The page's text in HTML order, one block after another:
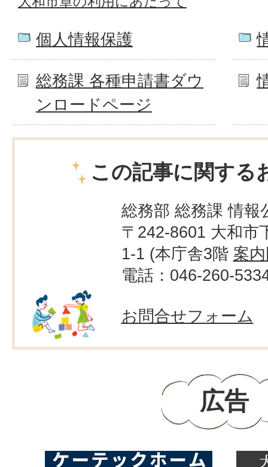
個人情報保護
総務課 各種申請書ダウ
ンロードページ
この記事に関する
総務部 総務課 情報
〒242-8601 大和市
1-1 (本庁舎3階 案
電話：046-260-
お問合せフォーム
広告